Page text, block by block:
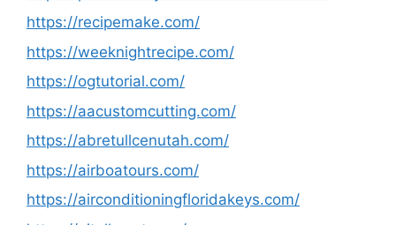
https://recipemake.com/
https://weeknightrecipe.com/
https://ogtutorial.com/
https://aacustomcutting.com/
https://abretullcenutah.com/
https://airboatours.com/
https://airconditioningfloridakeys.com/